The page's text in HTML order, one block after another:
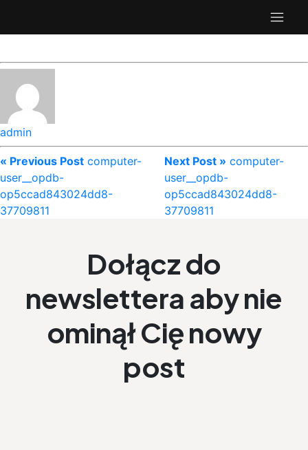
admin
« Previous Post computer-
user__opdb-
op5ccad843024dd8-
37709811
Next Post » computer-
user__opdb-
op5ccad843024dd8-
37709811
Dołącz do
newslettera aby nie
ominął Cię nowy
post